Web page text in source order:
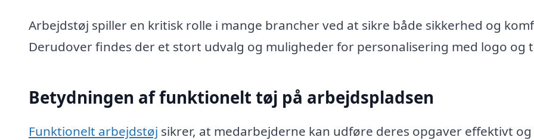
Arbejdstøj spiller en kritisk rolle i mange brancher ved at sikre både sikkerhed og
Derudover findes der et stort udvalg og muligheder for personalisering med logo og
Betydningen af funktionelt tøj på arbejdspladsen
Funktionelt arbejdstøj sikrer, at medarbejderne kan udføre deres opgaver effektivt og